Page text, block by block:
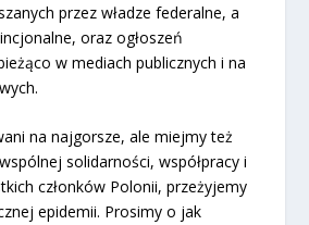
przez władze federalne, a
oraz ogłoszeń
w mediach publicznych i na
na najgorsze, ale miejmy też
solidarności, współpracy i
członków Polonii, przeżyjemy
epidemii. Prosimy o jak